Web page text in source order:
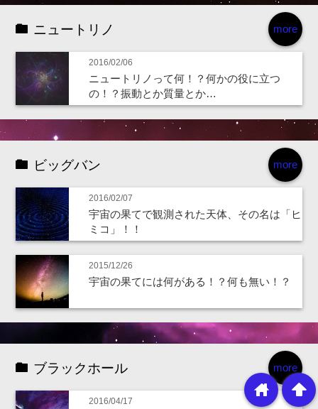
more
ニュートリノ
2016/02/06
ニュートリノって何！？何かの役に立つ
の！？振動とか質量とか…
more
ビッグバン
2016/02/07
宇宙の果てで観測された天体、その名は「ヒ
ミコ」！！
2015/12/26
宇宙の果てには何がある！？何も無い！？
more
ブラックホール
2016/04/17
arrowup
home